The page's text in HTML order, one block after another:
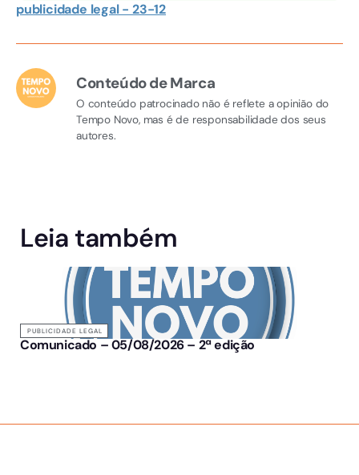
publicidade legal - 23-12
Conteúdo de Marca
O conteúdo patrocinado não é reflete a opinião do
Tempo Novo, mas é de responsabilidade dos seus
autores.
Leia também
PUBLICIDADE LEGAL
Comunicado – 05/08/2026 – 2ª edição